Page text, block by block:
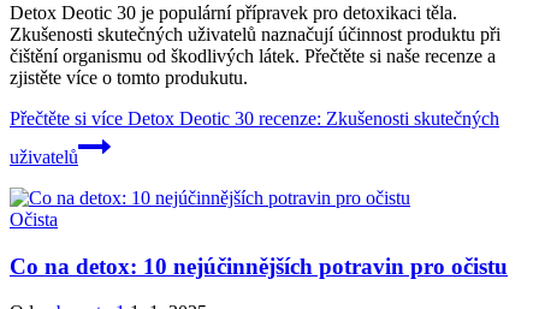
Detox Deotic 30 je populární přípravek pro detoxikaci těla.
Zkušenosti skutečných uživatelů naznačují účinnost produktu při
čištění organismu od škodlivých látek. Přečtěte si naše recenze a
zjistěte více o tomto produkutu.
Přečtěte si více Detox Deotic 30 recenze: Zkušenosti skutečných
uživatelů
Očista
Co na detox: 10 nejúčinnějších potravin pro očistu